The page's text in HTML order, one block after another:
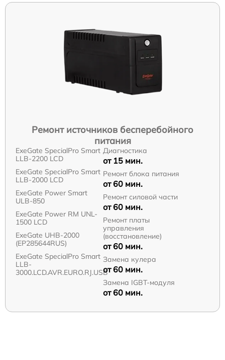
Ремонт источников бесперебойного
питания
ExeGate SpecialPro Smart
LLB-2200 LCD
ExeGate SpecialPro Smart
LLB-2000 LCD
ExeGate Power Smart
ULB-850
ExeGate Power RM UNL-
1500 LCD
ExeGate UHB-2000
(EP285644RUS)
ExeGate SpecialPro Smart
LLB-
3000.LCD.AVR.EURO.RJ.USB
Диагностика
от 15 мин.
Ремонт блока питания
от 60 мин.
Ремонт силовой части
от 60 мин.
Ремонт платы
управления
(восстановление)
от 60 мин.
Замена кулера
от 60 мин.
Замена IGBT-модуля
от 60 мин.